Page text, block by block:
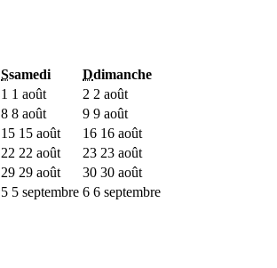
Ssamedi Ddimanche
1 1 août 2 2 août
8 8 août 9 9 août
15 15 août 16 16 août
22 22 août 23 23 août
29 29 août 30 30 août
5 5 septembre 6 6 septembre